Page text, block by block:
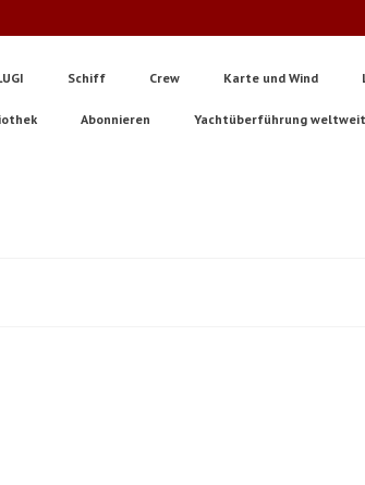
Schiff Crew Karte und Wind
Abonnieren Yachtüberführung weltweit